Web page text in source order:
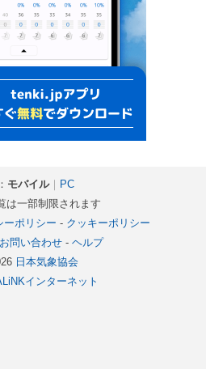
モバイル｜
PC
は一部制限されます
ーポリシー - クッキーポリシー
お問い合わせ- ヘルプ
日本気象協会
インターネット